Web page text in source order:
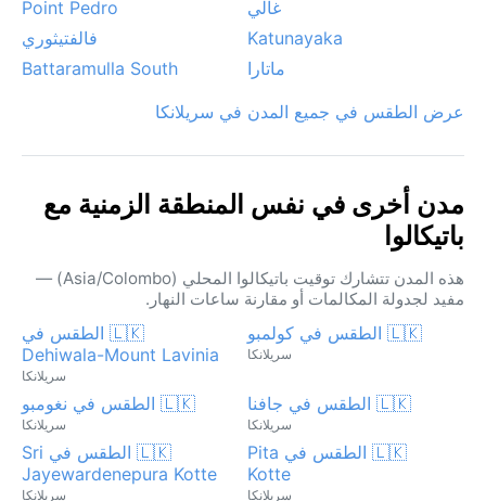
غالي
Point Pedro
Katunayaka
فالفتيثوري
ماتارا
Battaramulla South
عرض الطقس في جميع المدن في سريلانكا
مدن أخرى في نفس المنطقة الزمنية مع
باتيكالوا
هذه المدن تتشارك توقيت باتيكالوا المحلي (Asia/Colombo) —
مفيد لجدولة المكالمات أو مقارنة ساعات النهار.
🇱🇰 الطقس في كولمبو
سريلانكا
🇱🇰 الطقس في
Dehiwala-Mount Lavinia
سريلانكا
🇱🇰 الطقس في جافنا
سريلانكا
🇱🇰 الطقس في نغومبو
سريلانكا
🇱🇰 الطقس في Pita
Kotte
سريلانكا
🇱🇰 الطقس في Sri
Jayewardenepura Kotte
سريلانكا